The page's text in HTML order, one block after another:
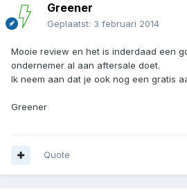
Greener
Geplaatst: 3 februari 2014
Mooie review en het is inderdaad een
ondernemer al aan aftersale doet.
Ik neem aan dat je ook nog een gratis
Greener
Quote